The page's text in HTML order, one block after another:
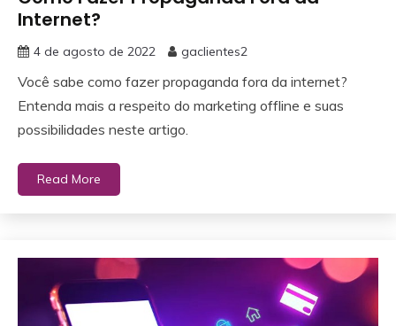
Internet?
4 de agosto de 2022 gaclientes2
Você sabe como fazer propaganda fora da internet?
Entenda mais a respeito do marketing offline e suas
possibilidades neste artigo.
Read More